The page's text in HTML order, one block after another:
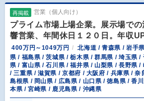
再掲載 営業（個人向け）
プライム市場上場企業。展示場で
響営業、年間休日１２０日。年収
400万円～1049万円
北海道 / 青森県 / 岩手
県 / 福島県 / 茨城県 / 栃木県 / 群馬県 / 埼玉県 /
県 / 富山県 / 石川県 / 福井県 / 山梨県 / 長野県 /
/ 三重県 / 滋賀県 / 京都府 / 大阪府 / 兵庫県 / 奈
島根県 / 岡山県 / 広島県 / 山口県 / 徳島県 / 香
本県 / 宮崎県 / 鹿児島県 / 沖縄県